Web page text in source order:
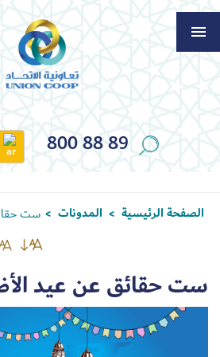
800 88 89
الصفحة الرئيسية > المدونات > ست
ست حقائق عن عيد